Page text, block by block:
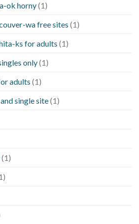
ok horny(1)
wa free sites (1)
ks for adults (1)
only(1)
adults (1)
single site(1)
(1)